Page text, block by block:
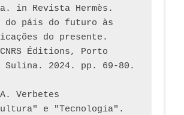
in Revista Hermès.
páis do futuro às
do presente.
Éditions, Porto
Verbetes
e "Tecnologia".